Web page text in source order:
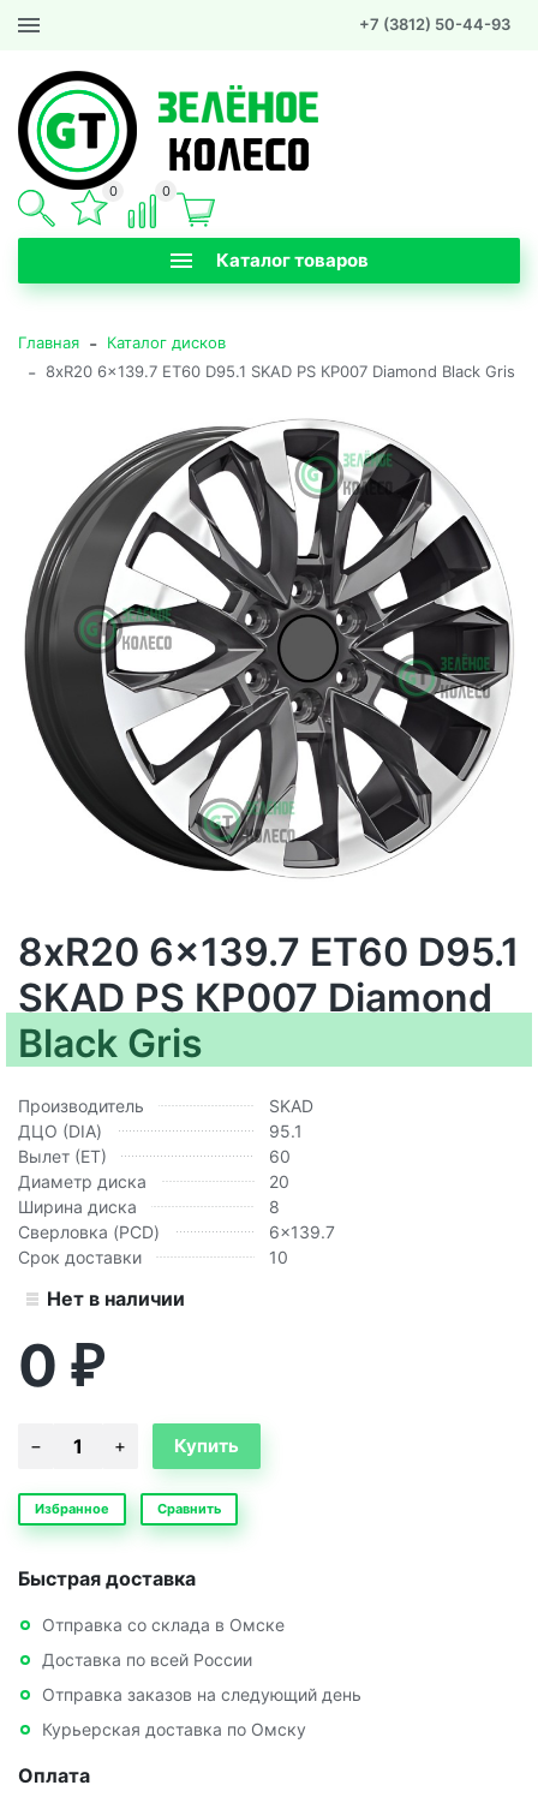
+7 (3812) 50-44-93
Каталог товаров
0 0
Главная - Каталог дисков
- 8xR20 6x139.7 ET60 D95.1 SKAD PS КР007 Diamond Black Gris
8xR20 6x139.7 ET60 D95.1
SKAD PS КР007 Diamond
Black Gris
Производитель
SKAD
ДЦО (DIA)
95.1
Вылет (ЕТ)
60
Диаметр диска
20
Ширина диска
8
Сверловка (PCD)
6x139.7
Срок доставки
10
Нет в наличии
0 ₽
Избранное Сравнить
Быстрая доставка
Отправка со склада в Омске
Доставка по всей России
Отправка заказов на следующий день
Курьерская доставка по Омску
Оплата